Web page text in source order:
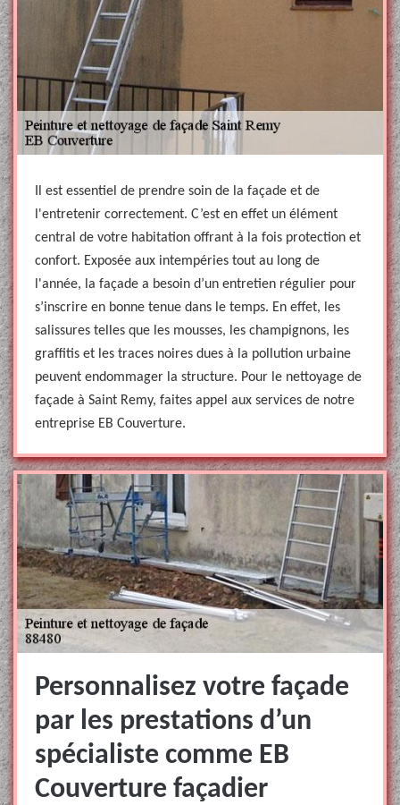
Il est essentiel de prendre soin de la façade et de
l'entretenir correctement. C’est en effet un élément
central de votre habitation offrant à la fois protection et
confort. Exposée aux intempéries tout au long de
l'année, la façade a besoin d’un entretien régulier pour
s’inscrire en bonne tenue dans le temps. En effet, les
salissures telles que les mousses, les champignons, les
graffitis et les traces noires dues à la pollution urbaine
peuvent endommager la structure. Pour le nettoyage de
façade à Saint Remy, faites appel aux services de notre
entreprise EB Couverture.
Personnalisez votre façade
par les prestations d’un
spécialiste comme EB
Couverture façadier